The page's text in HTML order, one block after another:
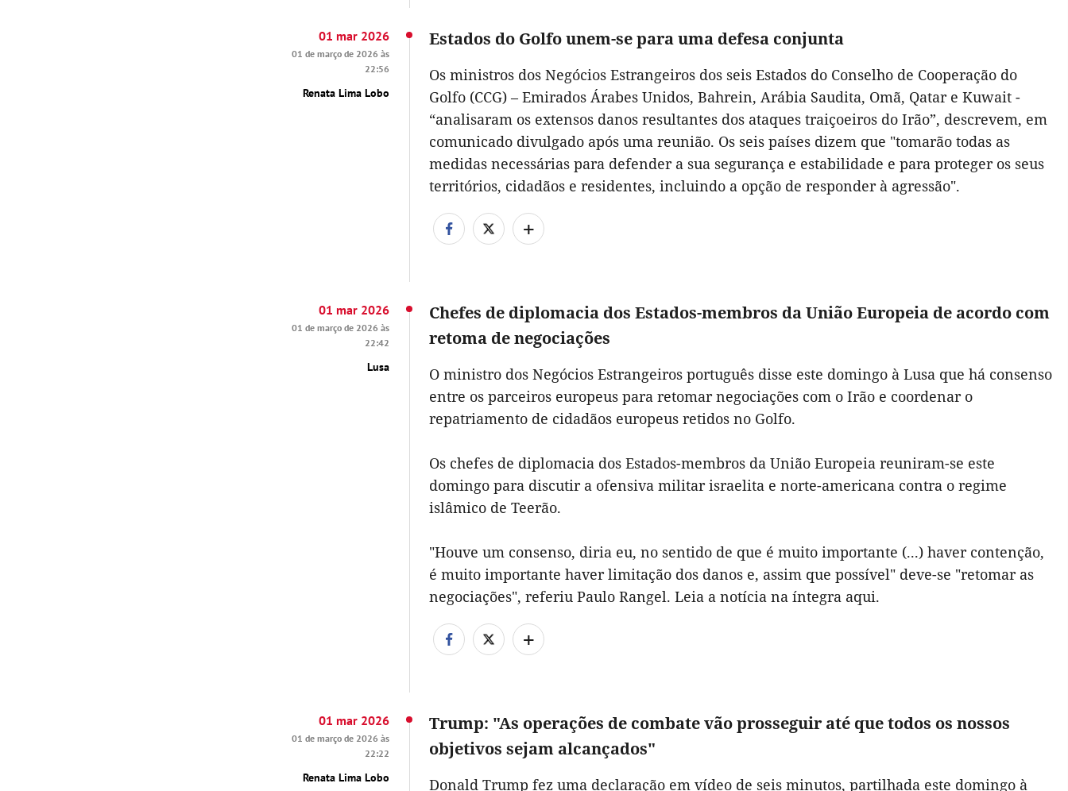
01 mar 2026
01 de março de 2026 às
22:56
Renata Lima Lobo
Estados do Golfo unem-se para uma defesa conjunta
Os ministros dos Negócios Estrangeiros dos seis Estados do Conselho de Cooperação do
Golfo (CCG) – Emirados Árabes Unidos, Bahrein, Arábia Saudita, Omã, Qatar e Kuwait -
“analisaram os extensos danos resultantes dos ataques traiçoeiros do Irão”, descrevem, em
comunicado divulgado após uma reunião. Os seis países dizem que "tomarão todas as
medidas necessárias para defender a sua segurança e estabilidade e para proteger os seus
territórios, cidadãos e residentes, incluindo a opção de responder à agressão".
+
01 mar 2026
01 de março de 2026 às
22:42
Lusa
Chefes de diplomacia dos Estados-membros da União Europeia de acordo com
retoma de negociações
O ministro dos Negócios Estrangeiros português disse este domingo à Lusa que há consenso
entre os parceiros europeus para retomar negociações com o Irão e coordenar o
repatriamento de cidadãos europeus retidos no Golfo.
Os chefes de diplomacia dos Estados-membros da União Europeia reuniram-se este
domingo para discutir a ofensiva militar israelita e norte-americana contra o regime
islâmico de Teerão.
"Houve um consenso, diria eu, no sentido de que é muito importante (...) haver contenção,
é muito importante haver limitação dos danos e, assim que possível" deve-se "retomar as
negociações", referiu Paulo Rangel. Leia a notícia na íntegra aqui.
+
01 mar 2026
01 de março de 2026 às
22:22
Renata Lima Lobo
Trump: "As operações de combate vão prosseguir até que todos os nossos
objetivos sejam alcançados"
Donald Trump fez uma declaração em vídeo de seis minutos, partilhada este domingo à